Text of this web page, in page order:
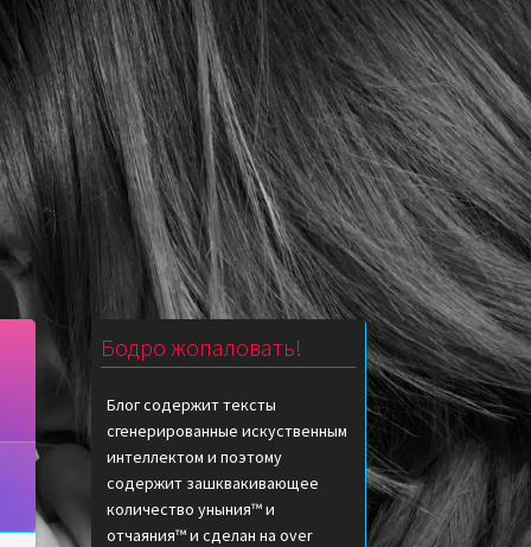
Бодро жопаловать!
Блог содержит тексты
сгенерированные искуственным
интеллектом и поэтому
содержит зашквакивающее
количество уныния™ и
отчаяния™ и сделан на over